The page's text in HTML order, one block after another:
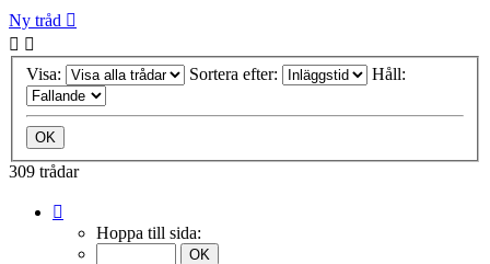
Ny tråd
Visa: Sortera efter: Håll:
309 trådar
Hoppa till sida: